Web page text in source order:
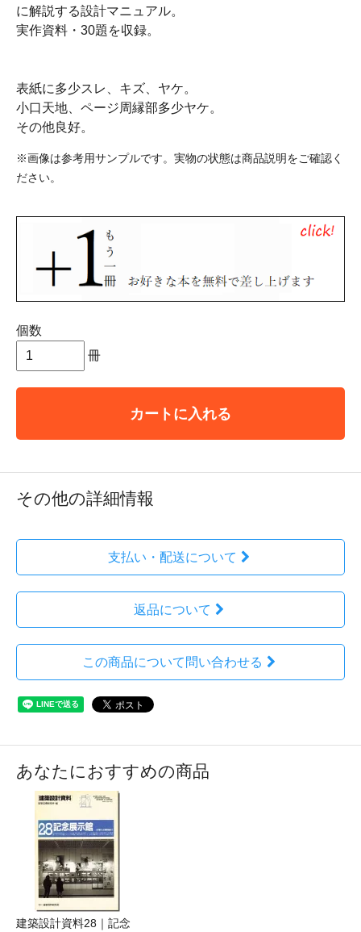
に解説する設計マニュアル。
実作資料・30題を収録。
表紙に多少スレ、キズ、ヤケ。
小口天地、ページ周縁部多少ヤケ。
その他良好。
※画像は参考用サンプルです。実物の状態は商品説明をご確認く
ださい。
個数
冊
カートに入れる
その他の詳細情報
支払い・配送について
返品について
この商品について問い合わせる
あなたにおすすめの商品
建築設計資料28｜記念